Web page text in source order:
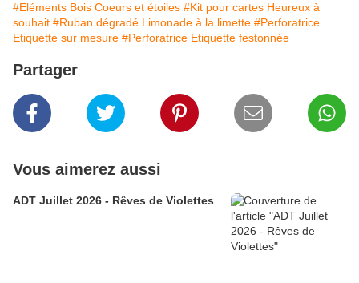
#Eléments Bois Coeurs et étoiles #Kit pour cartes Heureux à
souhait #Ruban dégradé Limonade à la limette #Perforatrice
Etiquette sur mesure #Perforatrice Etiquette festonnée
Partager
Vous aimerez aussi
ADT Juillet 2026 - Rêves de Violettes